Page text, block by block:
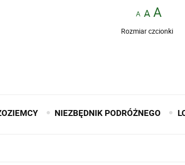
Rozmiar czcionki
NIEZBĘDNIK PODRÓŻNEGO